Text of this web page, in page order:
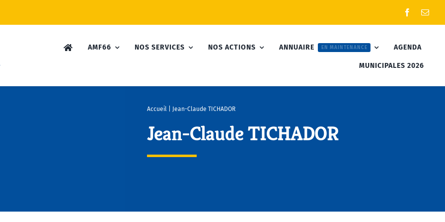
AMF66 NOS SERVICES NOS ACTIONS ANNUAIRE EN MAINTENANCE AGENDA
MUNICIPALES 2026
Accueil| Jean-Claude TICHADOR
Jean-Claude TICHADOR